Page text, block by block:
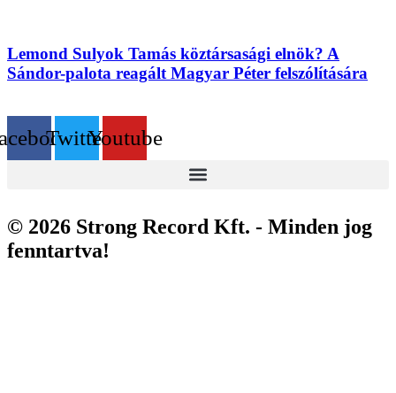
Lemond Sulyok Tamás köztársasági elnök? A
Sándor-palota reagált Magyar Péter felszólítására
TwitterYoutube
© 2026 Strong Record Kft. - Minden jog
fenntartva!